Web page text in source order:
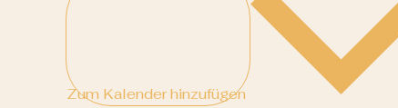
Zum Kalender hinzufügen